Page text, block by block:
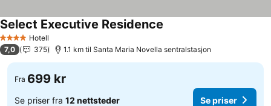
4 StjernerHotell
Select Executive Residence
7,0 375 1.1 km til Santa Maria Novella sentralstasjon
Fra 699 kr
Se priser fra 12 nettsteder Se priser